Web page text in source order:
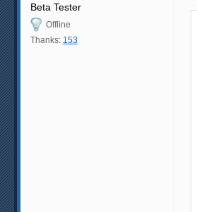
Beta Tester
Offline
Thanks: 153